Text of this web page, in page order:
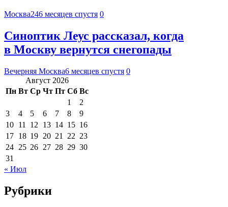
Москва246 месяцев спустя 0
Синоптик Леус рассказал, когда
в Москву вернутся снегопады
Вечерняя Москва6 месяцев спустя 0
Август 2026
Пн Вт Ср Чт Пт Сб Вс
1
2
3
4 5 6 7 8
9
10 11 12 13 14 15 16
17 18 19 20 21 22 23
24 25 26 27 28 29 30
31
« Июл
Рубрики